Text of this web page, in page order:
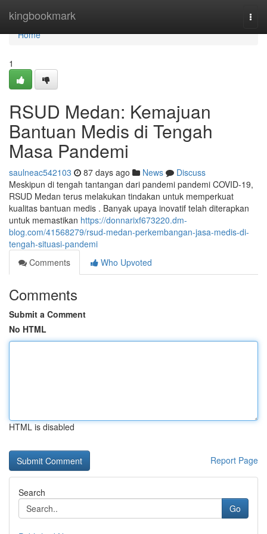
kingbookmark
Home
Home
1
RSUD Medan: Kemajuan
Bantuan Medis di Tengah
Masa Pandemi
saulneac542103 87 days ago News
Discuss
Meskipun di tengah tantangan dari pandemi pandemi COVID-19,
RSUD Medan terus melakukan tindakan untuk memperkuat
kualitas bantuan medis . Banyak upaya inovatif telah diterapkan
untuk memastikan https://donnarixf673220.dm-
blog.com/41568279/rsud-medan-perkembangan-jasa-medis-di-
tengah-situasi-pandemi
Comments
Who Upvoted
Comments
Submit a Comment
No HTML
HTML is disabled
Report Page
Search
Go